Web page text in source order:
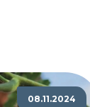
08.11.2024